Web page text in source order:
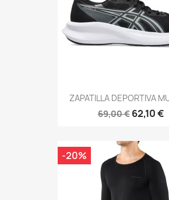
ZAPATILLA DEPORTIVA
69,00 € 62,10 €
-20%